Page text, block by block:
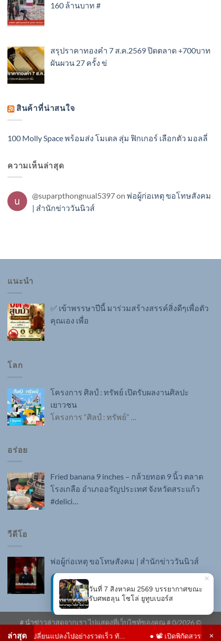
160 ล้านบาท #
สรุปราคาทองคำ 7 ส.ค.2569 ปิดตลาด +700บาท
ผันผวน 27 ครั้ง ข่
สินค้าที่น่าสนใจ
100 Molly Space พร้อมส่ง โมเดล สุ่ม ฟิกเกอร์ เลือกตัว มอลลี่
ความเห็นล่าสุด
@suparpthongnual5397on พ่อผู้ก่อเหตุ ขอโทษสังคม
| สำนักข่าววันนิวส์
แนะนำ
✅ เข้าพรรษาปีนี้ มาร่วมสร้างสรรค์สิ่งดีๆเพื่อตัว
คุณเอง เพื่อ
โลก
โครงการ ศิลป์ : ทรัพย์ เปิดรับผลงานศิลปะ
เยาวชน
โครงการ “ศิลป์ : ทรัพย์” …
อร่อย
Fried banana 9 inches – กล้วยทอด 9 นิ้ว ตลาด
โรงเกลือ อำเภออรัญประเทศ จังหวัดสระแก้ว
#delici…
วีดีโอ
พ่อผู้ก่อเหตุ ขอโทษสังคม | สำนักข่าววันนิวส์
# นำข่าวล่าสุดจากเรา ไปแสดงที่เว็บไซท์ของคุณ #0/2026 ©
ด่วน.com
×
วันที่ 7 สิงหาคม 2569 บรรยากาศขณะ
รับศพฮลุน โซโล่ ยูทูบเบอร์ส
ล่าสุด
ปลี่ยนแปลงไปอย่างรวดเร็ว ทั... 📽️ เปิดพิกัดสวรรค์แห่งท้องทะ
×